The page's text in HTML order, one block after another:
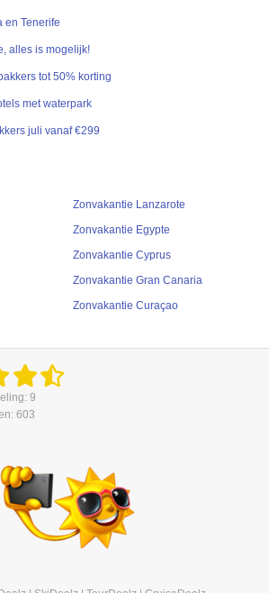
en Tenerife
alles is mogelijk!
tot 50% korting
met waterpark
juli vanaf €299
Zonvakantie Lanzarote
Zonvakantie Egypte
Zonvakantie Cyprus
Zonvakantie Gran Canaria
Zonvakantie Curaçao
9
603